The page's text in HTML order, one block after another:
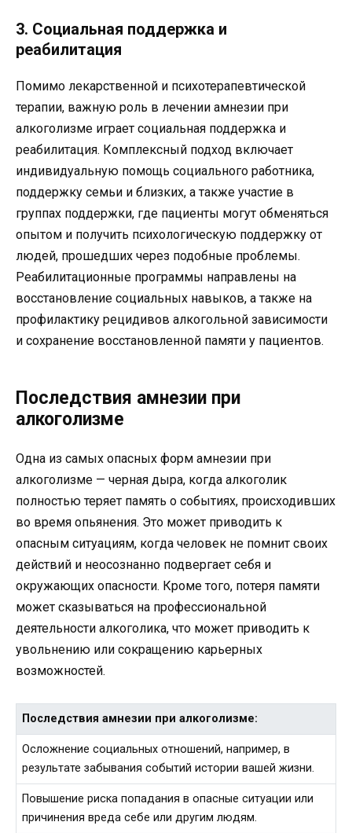
3. Социальная поддержка и
реабилитация
Помимо лекарственной и психотерапевтической
терапии, важную роль в лечении амнезии при
алкоголизме играет социальная поддержка и
реабилитация. Комплексный подход включает
индивидуальную помощь социального работника,
поддержку семьи и близких, а также участие в
группах поддержки, где пациенты могут обменяться
опытом и получить психологическую поддержку от
людей, прошедших через подобные проблемы.
Реабилитационные программы направлены на
восстановление социальных навыков, а также на
профилактику рецидивов алкогольной зависимости
и сохранение восстановленной памяти у пациентов.
Последствия амнезии при
алкоголизме
Одна из самых опасных форм амнезии при
алкоголизме — черная дыра, когда алкоголик
полностью теряет память о событиях, происходивших
во время опьянения. Это может приводить к
опасным ситуациям, когда человек не помнит своих
действий и неосознанно подвергает себя и
окружающих опасности. Кроме того, потеря памяти
может сказываться на профессиональной
деятельности алкоголика, что может приводить к
увольнению или сокращению карьерных
возможностей.
Последствия амнезии при алкоголизме:
Осложнение социальных отношений, например, в
результате забывания событий истории вашей жизни.
Повышение риска попадания в опасные ситуации или
причинения вреда себе или другим людям.